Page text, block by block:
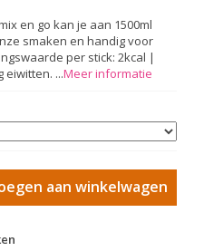
en go kan je aan 1500ml
smaken en handig voor
per stick: 2kcal |
eiwitten. ...Meer informatie
aan winkelwagen